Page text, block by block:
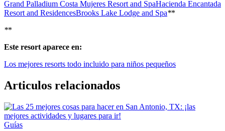
Grand Palladium Costa Mujeres Resort and SpaHacienda Encantada
Resort and ResidencesBrooks Lake Lodge and Spa**
**
Este resort aparece en:
Los mejores resorts todo incluido para niños pequeños
Articulos relacionados
Guías